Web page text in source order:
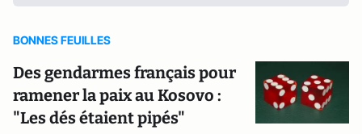
BONNES FEUILLES
Des gendarmes français pour
ramener la paix au Kosovo :
"Les dés étaient pipés"